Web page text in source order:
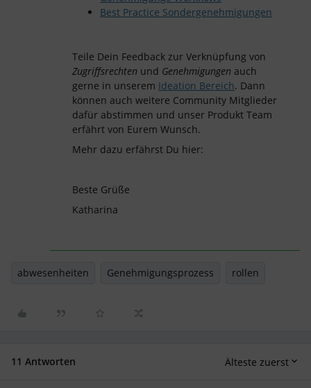
Best Practice Sondergenehmigungen
Teile Dein Feedback zur Verknüpfung von
Zugriffsrechten und Genehmigungen auch
gerne in unserem Ideation Bereich. Dann
können auch weitere Community Mitglieder
dafür abstimmen und unser Produkt Team
erfährt von Eurem Wunsch.
Mehr dazu erfährst Du hier:
Beste Grüße
Katharina
abwesenheiten Genehmigungsprozess rollen
11 Antworten Älteste zuerst